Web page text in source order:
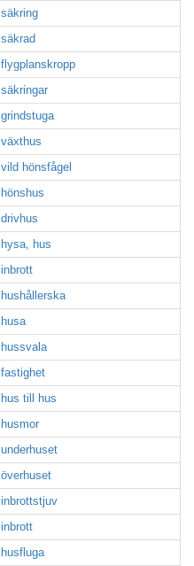
säkring
säkrad
flygplanskropp
säkringar
grindstuga
växthus
vild hönsfågel
hönshus
drivhus
hysa, hus
inbrott
hushållerska
husa
hussvala
fastighet
hus till hus
husmor
underhuset
överhuset
inbrottstjuv
inbrott
husfluga